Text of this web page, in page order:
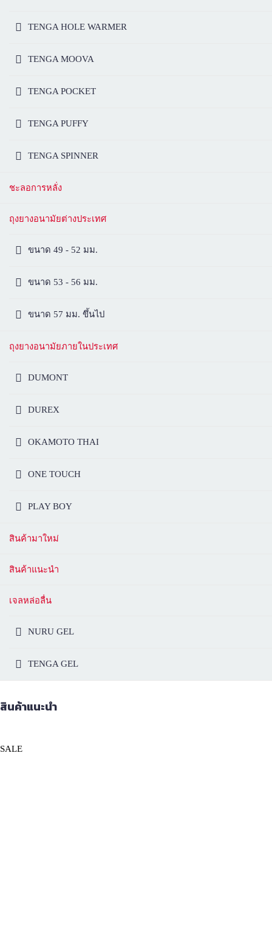
TENGA HOLE WARMER
TENGA MOOVA
TENGA POCKET
TENGA PUFFY
TENGA SPINNER
ชะลอการหลั่ง
ถุงยางอนามัยต่างประเทศ
ขนาด 49 - 52 มม.
ขนาด 53 - 56 มม.
ขนาด 57 มม. ขึ้นไป
ถุงยางอนามัยภายในประเทศ
DUMONT
DUREX
OKAMOTO THAI
ONE TOUCH
PLAY BOY
สินค้ามาใหม่
สินค้าแนะนำ
เจลหล่อลื่น
NURU GEL
TENGA GEL
สินค้าแนะนำ
SALEPRODUCT